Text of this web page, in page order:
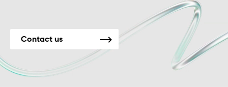
Contact us